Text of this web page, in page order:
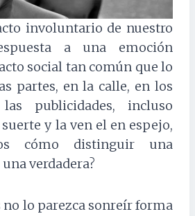
involuntario de nuestro
a una emoción
social tan común que lo
partes, en la calle, en los
publicidades, incluso
y la ven el en espejo,
cómo distinguir una
verdadera?
no lo parezca sonreír forma